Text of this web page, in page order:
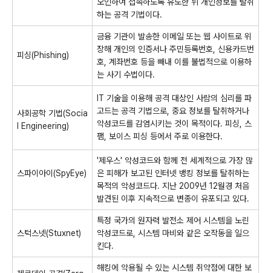
하는 공격 기법이다.
피싱(Phishing)
금융 기관이 발송한 이메일 또는 웹 사이트로 위
장해 개인의 인증서나 주민등록번호, 신용카드번
호, 계좌번호 등을 빼내 이를 불법적으로 이용하
는 사기 수법이다.
사회공학 기법(Socia
l Engineering)
IT 기술을 이용해 공격 대상인 사람의 심리를 파
고드는 공격 기법으로, 중요 정보를 탈취하거나
악성코드를 감염시키는 것이 목적이다. 피싱, 스
팸, 보이스 피싱 등에서 주로 이용한다.
스파이아이(SpyEye)
'제우스' 악성코드와 함께 전 세계적으로 가장 많
은 피해가 보고된 인터넷 뱅킹 정보를 탈취하는
목적의 악성코드다. 지난 2009년 12월경 처음
발견된 이후 지속적으로 변종이 유포되고 있다.
스턱스넷(Stuxnet)
특정 국가의 원자력 발전소 제어 시스템을 노린
악성코드로, 시스템 마비와 같은 오작동을 일으
킨다.
해킹에 악용될 수 있는 시스템 취약점에 대한 보